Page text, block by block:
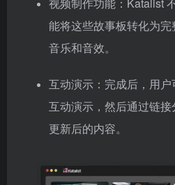
视频制作功能：Katalist
能将这些故事板转化为完
音乐和音效。
互动演示：完成后，用
互动演示，然后通过链
更新后的内容。